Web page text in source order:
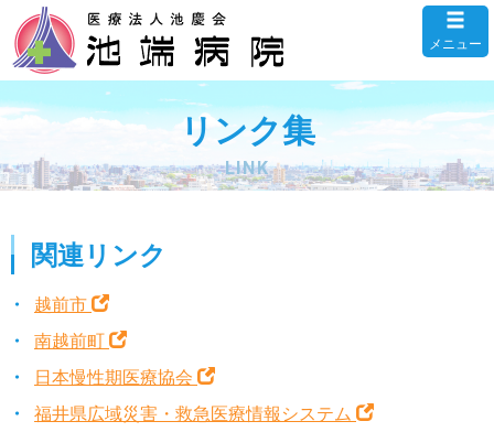
メニュー
リンク集
LINK
関連リンク
越前市
南越前町
日本慢性期医療協会
福井県広域災害・救急医療情報システム